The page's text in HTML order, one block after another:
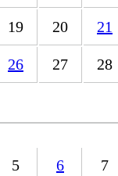
19 20 21
26 27 28
5 6 7